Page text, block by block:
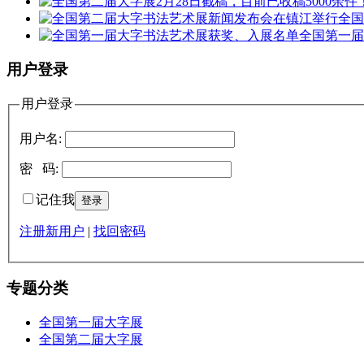
全
全国第一
用户登录
用户登录
用户名:
密 码:
记住我
注册新用户 | 找回密码
专题分类
全国第一届大字展
全国第二届大字展